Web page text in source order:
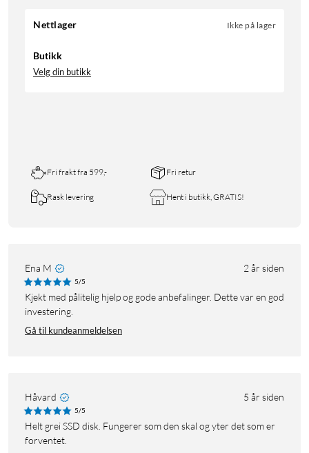
Nettlager Ikke på lager
Butikk
Velg din butikk
Fri frakt fra 599,- Fri retur
Rask levering Hent i butikk, GRATIS!
Ena M 2 år siden
5/5
Kjekt med pålitelig hjelp og gode anbefalinger. Dette var en god
investering.
Gå til kundeanmeldelsen
Håvard 5 år siden
5/5
Helt grei SSD disk. Fungerer som den skal og yter det som er
forventet.